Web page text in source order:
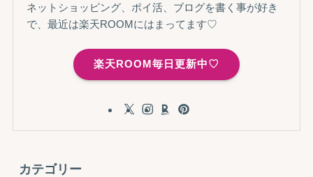
ネットショッピング、ポイ活、ブログを書く事が好き
で、最近は楽天ROOMにはまってます♡
楽天ROOM毎日更新中♡
カテゴリー